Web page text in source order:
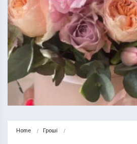
Home Гроші